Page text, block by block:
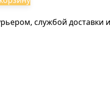
службой